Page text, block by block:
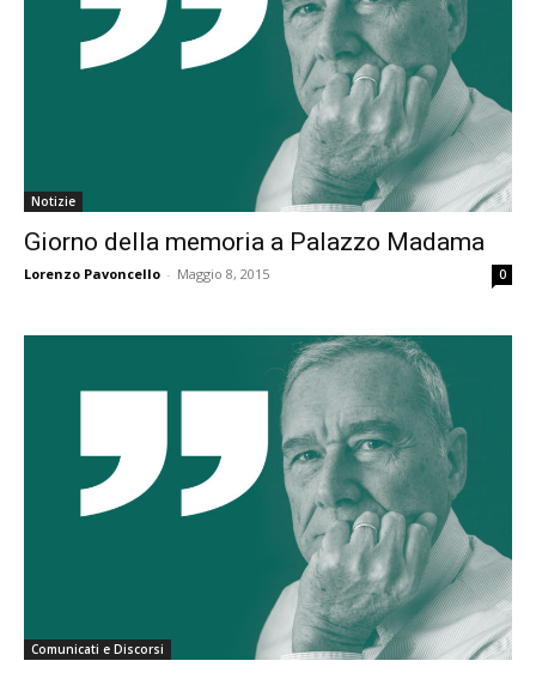
Notizie
Giorno della memoria a Palazzo Madama
Lorenzo Pavoncello - Maggio 8, 2015 0
Comunicati e Discorsi